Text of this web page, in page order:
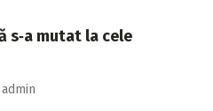
s‑a mutat la cele
admin